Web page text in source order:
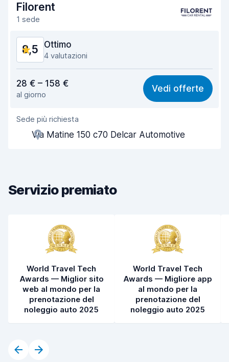
Filorent
1 sede
8,5 Ottimo
4 valutazioni
8,5
Facile da trovare 8,3
Gentilezza degli agenti
Rapidità del ritiro
Pulizia del veicolo
28 € – 158 €
al giorno
Vedi offerte
Sede più richiesta
Via Matine 150 c70 Delcar Automotive
Servizio premiato
World Travel Tech
Awards — Miglior sito
web al mondo per la
prenotazione del
noleggio auto 2025
World Travel Tech
Awards — Migliore app
al mondo per la
prenotazione del
noleggio auto 2025